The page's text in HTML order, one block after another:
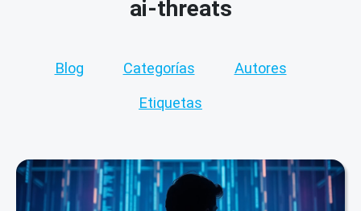
ai-threats
Blog Categorías Autores
Etiquetas